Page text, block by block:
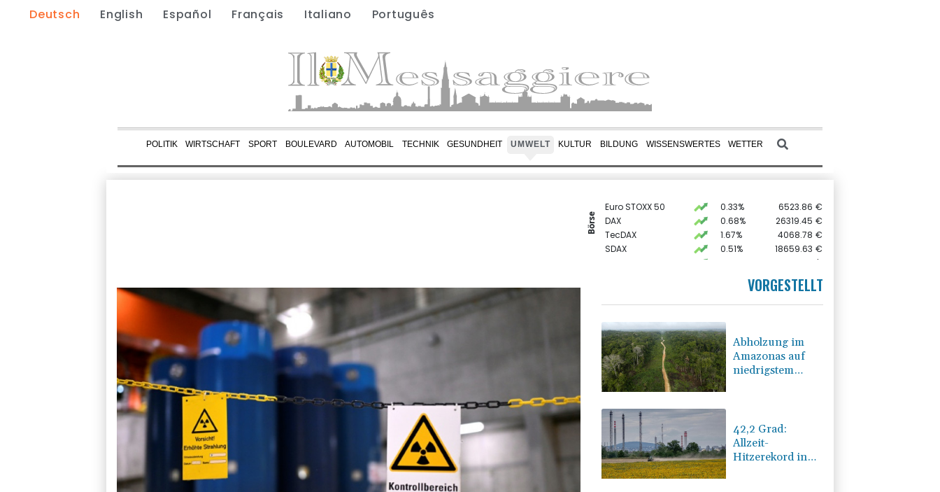
Deutsch English Español Français Italiano Português
POLITIK WIRTSCHAFT SPORT BOULEVARD AUTOMOBIL TECHNIK GESUNDHEIT UMWELT KULTUR BILDUNG WISSENSWERTES WETTER
Börse
Euro STOXX 50 0.33% 6523.86 €
DAX
0.68% 26319.45 €
TecDAX
1.67% 4068.78 €
SDAX
0.51% 18659.63 €
$
-0.07% 32407.2 €
1.1562 $
VORGESTELLT
Abholzung im
Amazonas auf
niedrigstem
42,2 Grad:
Allzeit-
Hitzerekord in